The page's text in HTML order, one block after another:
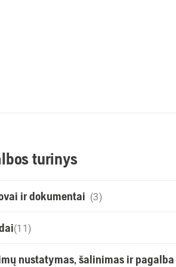
turinys
ir dokumentai (3)
(11)
nustatymas, šalinimas ir pagalba